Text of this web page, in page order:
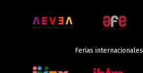
Ferias internacionales